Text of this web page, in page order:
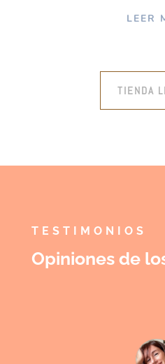
LEER
TIENDA
TESTIMONIOS
Opiniones de